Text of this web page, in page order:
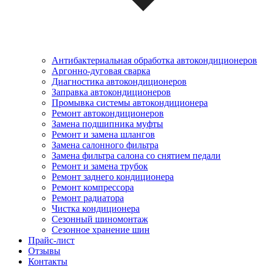
Антибактериальная обработка автокондиционеров
Аргонно-дуговая сварка
Диагностика автокондиционеров
Заправка автокондиционеров
Промывка системы автокондиционера
Ремонт автокондиционеров
Замена подшипника муфты
Ремонт и замена шлангов
Замена салонного фильтра
Замена фильтра салона со снятием педали
Ремонт и замена трубок
Ремонт заднего кондиционера
Ремонт компрессора
Ремонт радиатора
Чистка кондиционера
Сезонный шиномонтаж
Сезонное хранение шин
Прайс-лист
Отзывы
Контакты